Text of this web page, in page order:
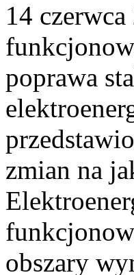
14
poprawa
zmian na
obszary